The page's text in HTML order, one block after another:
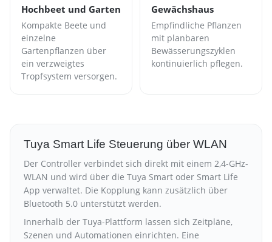
Hochbeet und Garten
Kompakte Beete und
einzelne
Gartenpflanzen über
ein verzweigtes
Tropfsystem versorgen.
Gewächshaus
Empfindliche Pflanzen
mit planbaren
Bewässerungszyklen
kontinuierlich pflegen.
Tuya Smart Life Steuerung über WLAN
Der Controller verbindet sich direkt mit einem 2,4-GHz-
WLAN und wird über die Tuya Smart oder Smart Life
App verwaltet. Die Kopplung kann zusätzlich über
Bluetooth 5.0 unterstützt werden.
Innerhalb der Tuya-Plattform lassen sich Zeitpläne,
Szenen und Automationen einrichten. Eine